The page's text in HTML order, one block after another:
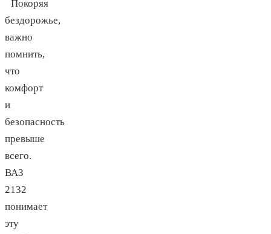
Покоряя
бездорожье,
важно
помнить,
что
комфорт
и
безопасность
превыше
всего.
ВАЗ
2132
понимает
эту